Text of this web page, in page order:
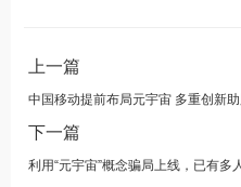
上一篇
中国移动提前布局元宇宙 多重创新
下一篇
利用“元宇宙”概念骗局上线，已有多